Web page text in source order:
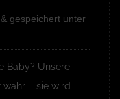
& gespeichert unter
Baby? Unsere
– sie wird